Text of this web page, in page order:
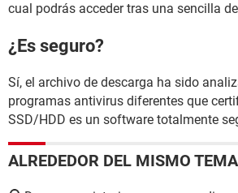
cual podrás acceder tras una sencilla
¿Es seguro?
Sí, el archivo de descarga ha sido
programas antivirus diferentes que
SSD/HDD es un software totalmente
ALREDEDOR DEL MISMO TEMA